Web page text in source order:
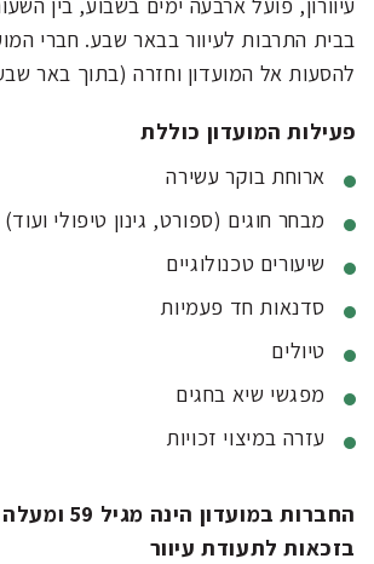
בבית התרבות לעיוור בבאר שבע. חברי
להסעות אל המועדון וחזרה (בתוך באר
פעילות המועדון כוללת
ארוחת בוקר עשירה
מבחר חוגים (ספורט, גינון טיפולי ועוד)
שיעורים טכנולוגיים
סדנאות חד פעמיות
טיולים
מפגשי שיא בחגים
עזרה במיצוי זכויות
החברות במועדון
בזכאות לתעודת עיוור